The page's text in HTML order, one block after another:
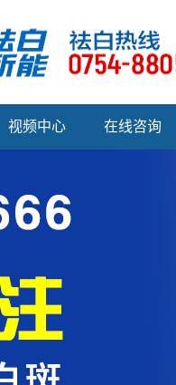
视频中心 在线咨询